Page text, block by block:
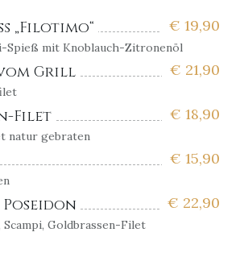
€ 19,90
„Filotimo“
Spieß mit Knoblauch-Zitronenöl
€ 21,90
Grill
€ 18,90
Filet
natur gebraten
€ 15,90
€ 22,90
Scampi, Goldbrassen-Filet